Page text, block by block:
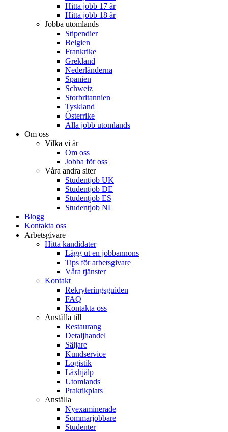
Hitta jobb 17 år
Hitta jobb 18 år
Jobba utomlands
Stipendier
Belgien
Frankrike
Grekland
Nederländerna
Spanien
Schweiz
Storbritannien
Tyskland
Österrike
Alla jobb utomlands
Om oss
Vilka vi är
Om oss
Jobba för oss
Våra andra siter
Studentjob UK
Studentjob DE
Studentjob ES
Studentjob NL
Blogg
Kontakta oss
Arbetsgivare
Hitta kandidater
Lägg ut en jobbannons
Tips för arbetsgivare
Våra tjänster
Kontakt
Rekryteringsguiden
FAQ
Kontakta oss
Anställa till
Restaurang
Detaljhandel
Säljare
Kundservice
Logistik
Läxhjälp
Utomlands
Praktikplats
Anställa
Nyexaminerade
Sommarjobbare
Studenter